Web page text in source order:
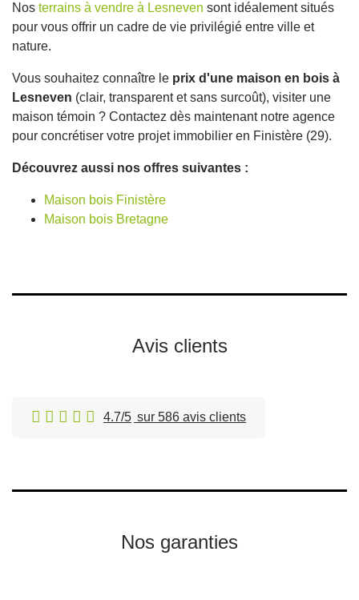
Nos terrains à vendre à Lesneven sont idéalement situés
pour vous offrir un cadre de vie privilégié entre ville et
nature.
Vous souhaitez connaître le prix d'une maison en bois à
Lesneven (clair, transparent et sans surcoût), visiter une
maison témoin ? Contactez dès maintenant notre agence
pour concrétiser votre projet immobilier en Finistère (29).
Découvrez aussi nos offres suivantes :
Maison bois Finistère
Maison bois Bretagne
Avis clients
4.7/5 sur 586 avis clients
Nos garanties